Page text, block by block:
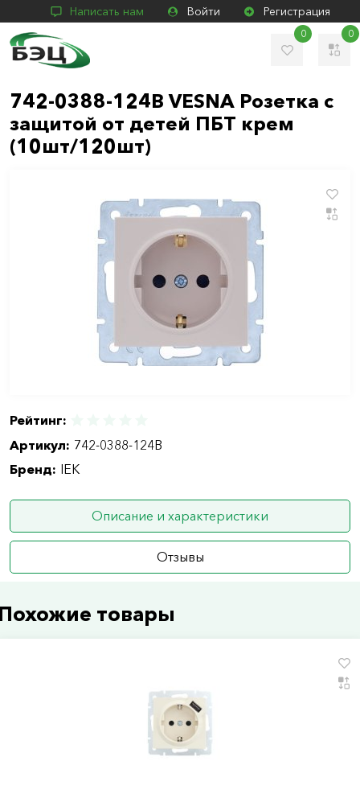
Написать нам Войти Регистрация
0 0
742-0388-124B VESNA Розетка с
защитой от детей ПБТ крем
(10шт/120шт)
Рейтинг:
Артикул: 742-0388-124B
Бренд: IEK
Описание и характеристики
Отзывы
товары